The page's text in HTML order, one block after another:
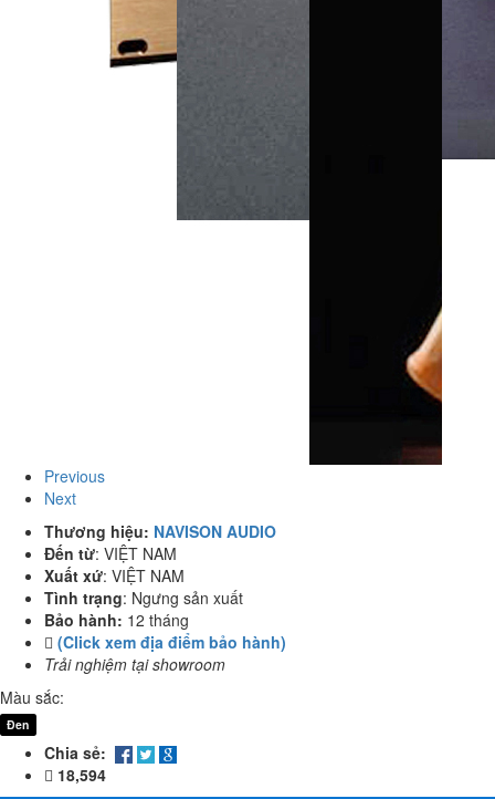
Previous
Next
Thương hiệu: NAVISON AUDIO
Đến từ: VIỆT NAM
Xuất xứ: VIỆT NAM
Tình trạng: Ngưng sản xuất
Bảo hành: 12 tháng
(Click xem địa điểm bảo hành)
Trải nghiệm tại showroom
Màu sắc:
Đen
Chia sẻ:
18,594